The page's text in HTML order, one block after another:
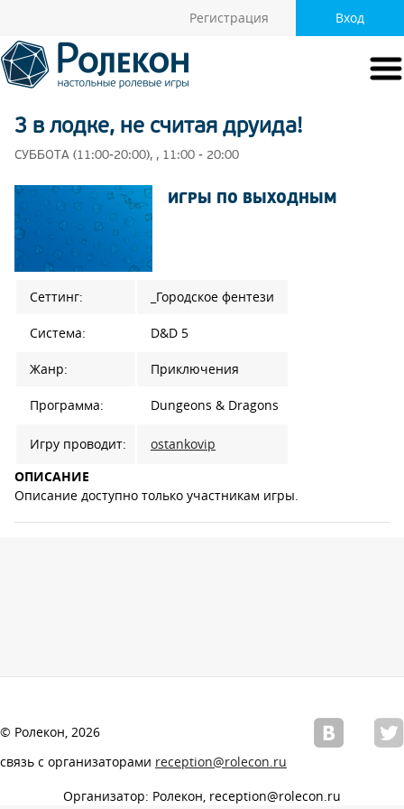
Вход
Регистрация
3 в лодке, не считая друида!
СУББОТА (11:00-20:00), , 11:00 - 20:00
ИГРЫ ПО ВЫХОДНЫМ
Сеттинг: _Городское фентези
Система: D&D 5
Жанр: Приключения
Программа: Dungeons & Dragons
Игру проводит: ostankovip
ОПИСАНИЕ
Описание доступно только участникам игры.
© Ролекон, 2026
связь с организаторами reception@rolecon.ru
Организатор: Ролекон, reception@rolecon.ru